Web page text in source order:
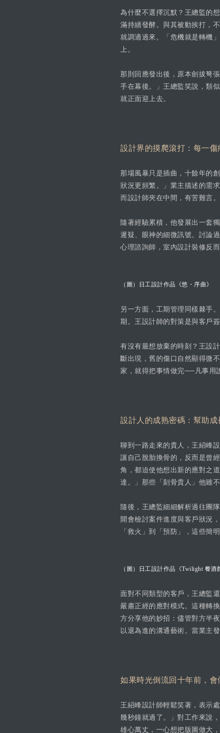
為什麼不選擇沉默？王總監的
滿持續發酵。與其被動挨打，
就調適過來。「危機就是轉機
上。
那則回應發出後，原本劍拔弩
手在幕後。」王總監笑說，類
就正面迎上去。
設計界的摸爬滾打：每一傷
那場風暴只是插曲，十餘年的
狀況更頻繁。」業主描述的需
而設計師夾在中間，有苦難言。
隨著經驗累積，他發展出一套
遲疑、眼神的細微訊號。討論
心理諮詢師，室內設計裝修反
（圖）日工設計作品《悠・序曲》
另一方面，工期管理同樣棘手
期。王設計師的對策是與客戶
有沒有最想放棄的時刻？王設
斷出現，舊的傷口自然顯得微
家，就得把事情做完──凡事用
設計人的成熟密碼：幫助
聊到一路走來的貴人，王紹峰
讓自己脫胎換骨的，反而是曾
角，都迫使他想出新的應對之
達。」那些「刻骨貴人」他雖
隨後，王總監細細解析過往團
開會檢討案件進度與客戶狀況
「救火」到「預防」，這些簡
（圖）日工設計作品《Twilight 餐酒
面對不同類型的客戶，王總監
嚴肅正經的應對模式。這種轉
方分享他的妙招：儘管對方半
以退為進的溝通藝術。當業主
如果時光倒流回十年前，
王紹峰設計師輕鬆笑著，表示
幾秒鐘就過了。」對工作來說
雄心萬丈，一心想把版圖做大